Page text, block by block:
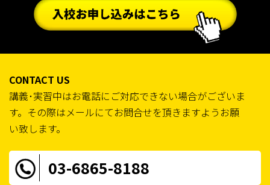
CONTACT US
講義･実習中はお電話にご対応できない場合がございま
す。その際はメールにてお問合せを頂きますようお願
い致します。
03-6865-8188